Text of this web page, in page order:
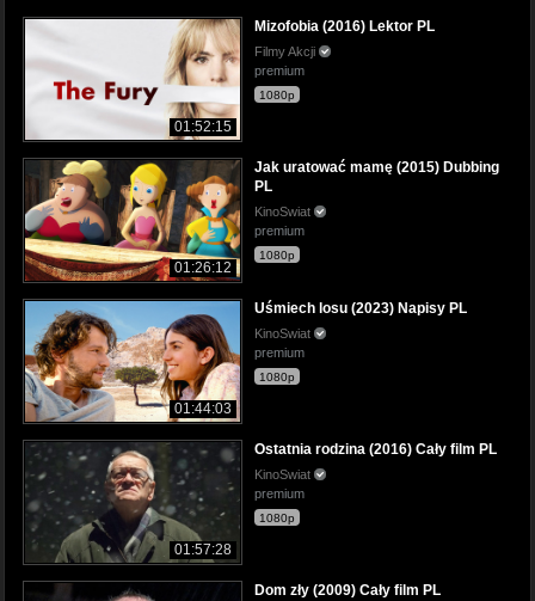
01:52:15
Mizofobia (2016) Lektor PL
Filmy Akcji
premium
1080p
01:26:12
Jak uratować mamę (2015) Dubbing
PL
KinoSwiat
premium
1080p
01:44:03
Uśmiech losu (2023) Napisy PL
KinoSwiat
premium
1080p
01:57:28
Ostatnia rodzina (2016) Cały film PL
KinoSwiat
premium
1080p
Dom zły (2009) Cały film PL